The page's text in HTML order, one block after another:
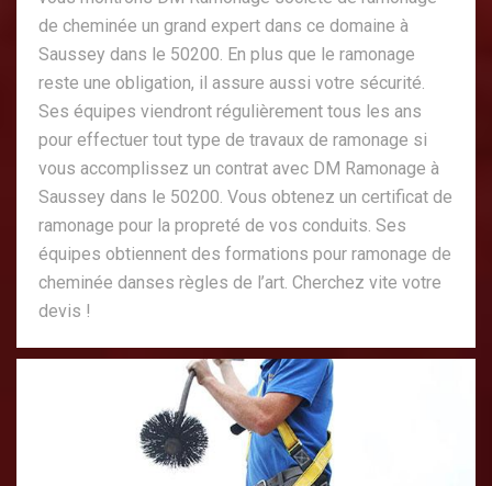
de cheminée un grand expert dans ce domaine à
Saussey dans le 50200. En plus que le ramonage
reste une obligation, il assure aussi votre sécurité.
Ses équipes viendront régulièrement tous les ans
pour effectuer tout type de travaux de ramonage si
vous accomplissez un contrat avec DM Ramonage à
Saussey dans le 50200. Vous obtenez un certificat de
ramonage pour la propreté de vos conduits. Ses
équipes obtiennent des formations pour ramonage de
cheminée danses règles de l’art. Cherchez vite votre
devis !